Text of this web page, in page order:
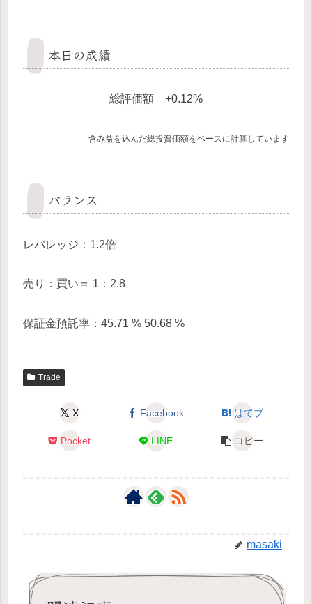
本日の成績
総評価額 +0.12%
含み益を込んだ総投資価額をベースに計算しています
バランス
レバレッジ：1.2倍
売り：買い＝ 1：2.8
保証金預託率：45.71 % 50.68 %
Trade
X Facebook はてブ
Pocket LINE コピー
masaki